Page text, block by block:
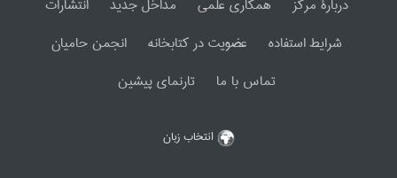
دربارۀ مرکز همکاری علمی مداخل جدید
انتشارات
شرایط استفاده
عضویت در کتابخانه
انجمن حامیان
تماس با ما
تارنمای پیشین
انتخاب زبان